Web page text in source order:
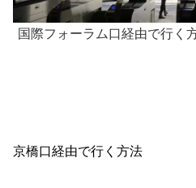
国際フォーラム口経由で行く
京橋口経由で行く方法